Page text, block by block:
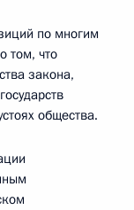
по многим
том, что
закона,
общества.